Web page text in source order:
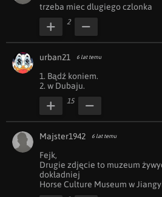
trzeba miec dlugiego czlonka
2
urban21 6 lat temu
1. Bądź koniem.
2. w Dubaju.
15
Majster1942 6 lat temu
Fejk,
Drugie zdjęcie to muzeum
dokładniej
Horse Culture Museum w